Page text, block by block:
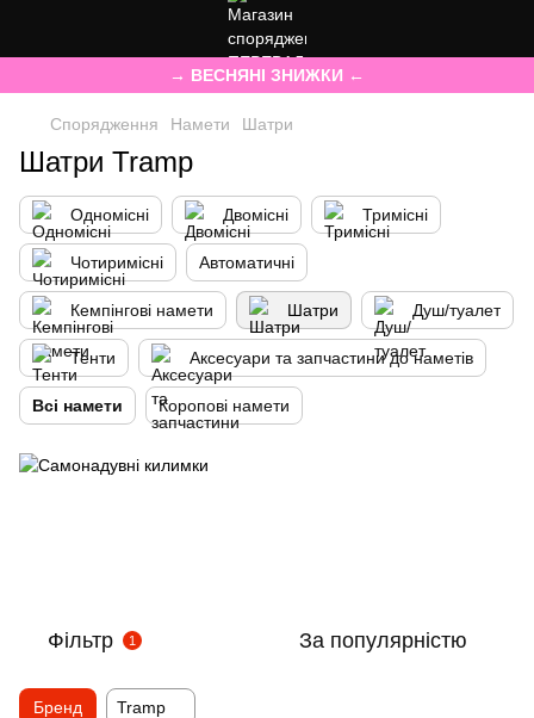
→ ВЕСНЯНІ ЗНИЖКИ ←
Спорядження Намети Шатри
Шатри Tramp
Одномісні Двомісні Тримісні
Чотиримісні Автоматичні
Кемпінгові намети Шатри Душ/туалет
Тенти Аксесуари та запчастини до наметів
Всі намети Коропові намети
Фільтр 1 За популярністю
Бренд Tramp